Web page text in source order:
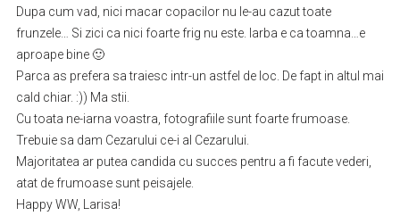
Dupa cum vad, nici macar copacilor nu le-au cazut toate
frunzele… Si zici ca nici foarte frig nu este. Iarba e ca toamna…e
aproape bine 🙂
Parca as prefera sa traiesc intr-un astfel de loc. De fapt in altul mai
cald chiar. :)) Ma stii.
Cu toata ne-iarna voastra, fotografiile sunt foarte frumoase.
Trebuie sa dam Cezarului ce-i al Cezarului.
Majoritatea ar putea candida cu succes pentru a fi facute vederi,
atat de frumoase sunt peisajele.
Happy WW, Larisa!